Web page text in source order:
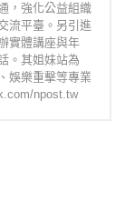
，強化公益組織
流平臺。另引進
實體講座與年
。其姐妹站為
娛樂重擊等專業
npost.tw